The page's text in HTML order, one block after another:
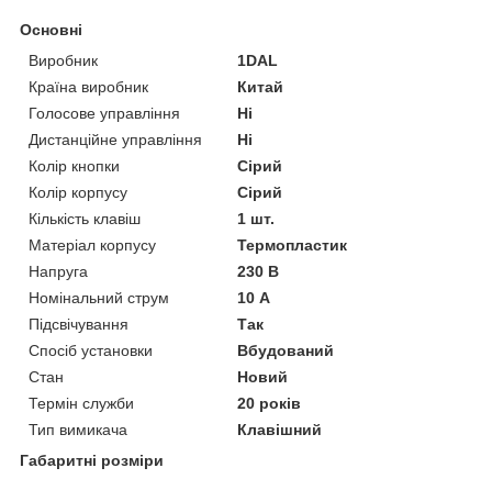
Основні
Виробник
1DAL
Країна виробник
Китай
Голосове управління
Ні
Дистанційне управління
Ні
Колір кнопки
Сірий
Колір корпусу
Сірий
Кількість клавіш
1 шт.
Матеріал корпусу
Термопластик
Напруга
230 В
Номінальний струм
10 А
Підсвічування
Так
Спосіб установки
Вбудований
Стан
Новий
Термін служби
20 років
Тип вимикача
Клавішний
Габаритні розміри